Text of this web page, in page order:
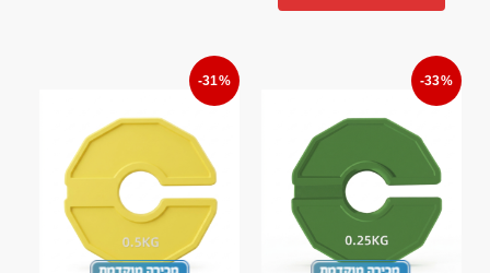
-33%
-31%